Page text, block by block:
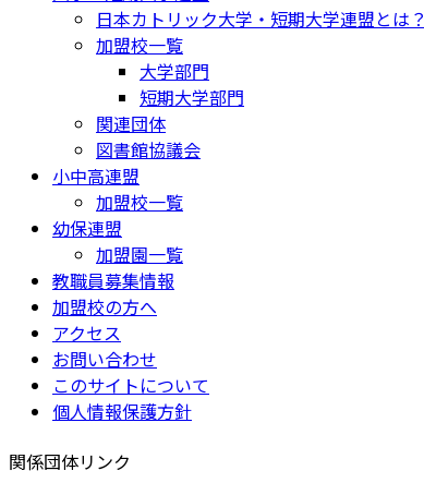
日本カトリック大学・短期大学連盟とは？
加盟校一覧
大学部門
短期大学部門
関連団体
図書館協議会
小中高連盟
加盟校一覧
幼保連盟
加盟園一覧
教職員募集情報
加盟校の方へ
アクセス
お問い合わせ
このサイトについて
個人情報保護方針
関係団体リンク